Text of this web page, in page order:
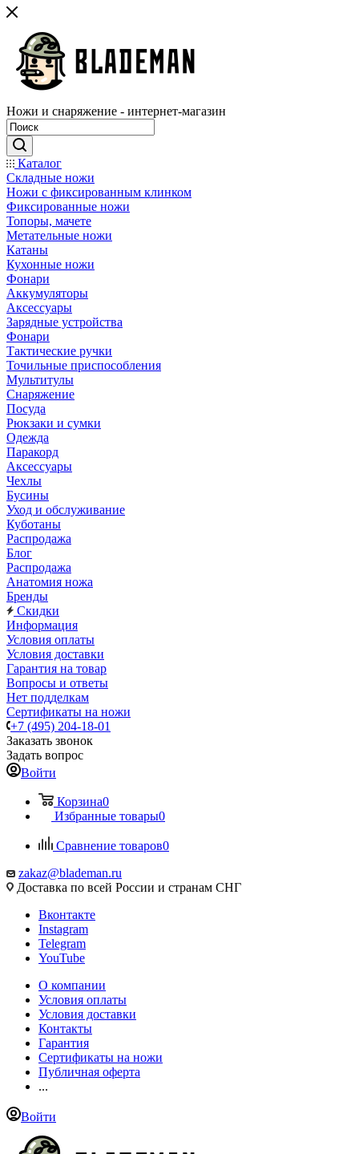
Ножи и снаряжение - интернет-магазин
Каталог
Складные ножи
Ножи с фиксированным клинком
Фиксированные ножи
Топоры, мачете
Метательные ножи
Катаны
Кухонные ножи
Фонари
Аккумуляторы
Аксессуары
Зарядные устройства
Фонари
Тактические ручки
Точильные приспособления
Мультитулы
Снаряжение
Посуда
Рюкзаки и сумки
Одежда
Паракорд
Аксессуары
Чехлы
Бусины
Уход и обслуживание
Куботаны
Распродажа
Блог
Распродажа
Анатомия ножа
Бренды
Скидки
Информация
Условия оплаты
Условия доставки
Гарантия на товар
Вопросы и ответы
Нет подделкам
Сертификаты на ножи
+7 (495) 204-18-01
Заказать звонок
Задать вопрос
Войти
Корзина0
Избранные товары0
Сравнение товаров0
zakaz@blademan.ru
Доставка по всей России и странам СНГ
Вконтакте
Instagram
Telegram
YouTube
О компании
Условия оплаты
Условия доставки
Контакты
Гарантия
Сертификаты на ножи
Публичная оферта
...
Войти